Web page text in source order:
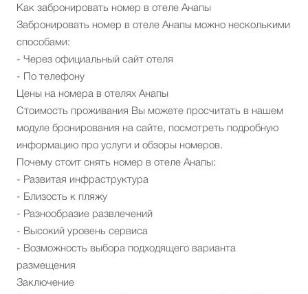
Как забронировать номер в отеле Анапы
Забронировать номер в отеле Анапы можно несколькими
способами:
- Через официальный сайт отеля
- По телефону
Цены на номера в отелях Анапы
Стоимость проживания Вы можете просчитать в нашем
модуле бронирования на сайте, посмотреть подробную
информацию про услуги и обзоры номеров.
Почему стоит снять номер в отеле Анапы:
- Развитая инфраструктура
- Близость к пляжу
- Разнообразие развлечений
- Высокий уровень сервиса
- Возможность выбора подходящего варианта
размещения
Заключение